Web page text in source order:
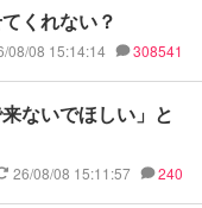
くれない？
08/08 15:14:14 308541
ないでほしい」と
26/08/08 15:11:57 240